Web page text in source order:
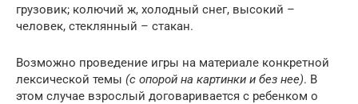
грузовик; колючий ж, холодный снег, высокий –
человек, стеклянный – стакан.
Возможно проведение игры на материале конкретной
лексической темы (с опорой на картинки и без нее). В
этом случае взрослый договаривается с ребенком о